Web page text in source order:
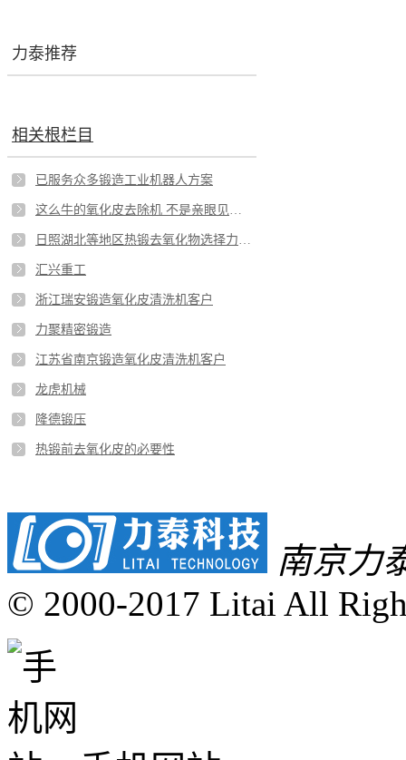
力泰推荐
相关根栏目
已服务众多锻造工业机器人方案
这么牛的氧化皮去除机 不是亲眼见到都不敢相信
日照湖北等地区热锻去氧化物选择力泰牌锻造扒皮机
汇兴重工
浙江瑞安锻造氧化皮清洗机客户
力聚精密锻造
江苏省南京锻造氧化皮清洗机客户
龙虎机械
隆德锻压
热锻前去氧化皮的必要性
南京力
© 2000-2017 Litai All